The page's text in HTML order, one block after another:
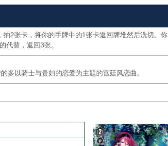
，抽2张卡，将你的手牌中的1张卡返回牌堆然后洗切。你
代替，返回3张。
多以骑士与贵妇的恋爱为主题的宫廷风恋曲。